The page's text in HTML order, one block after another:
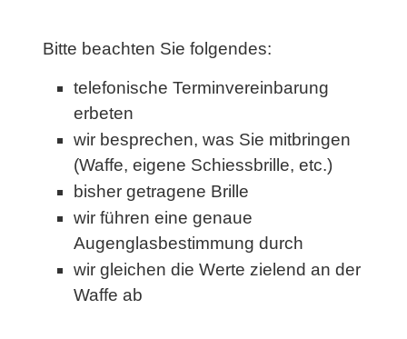
Bitte beachten Sie folgendes:
telefonische Terminvereinbarung
erbeten
wir besprechen, was Sie mitbringen
(Waffe, eigene Schiessbrille, etc.)
bisher getragene Brille
wir führen eine genaue
Augenglasbestimmung durch
wir gleichen die Werte zielend an der
Waffe ab